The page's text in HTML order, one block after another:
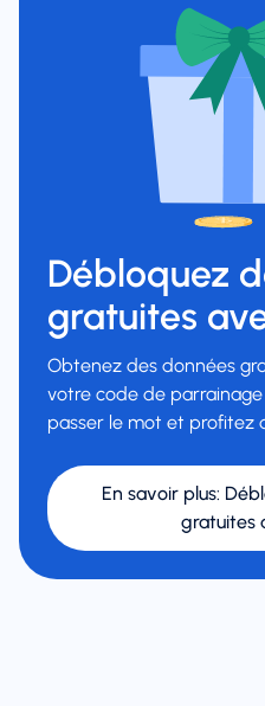
Débloquez
gratuites
Obtenez des données
votre code de parrainage
passer le mot et profitez
En savoir plus:
gratuites